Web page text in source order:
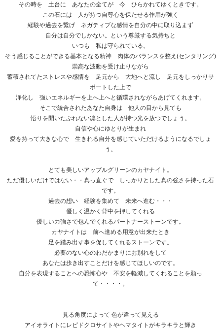
その時を 土台に あなたの全てが 今 ひらかれてゆくときです。
この石には 人が持つ自尊心を保たせる作用が強く
経験や過去を繋げ ネガティブな感情を自分の中に取り込まず
自分は自分でしかない。という尊厳する気持ちと
いつも 私は守られている。
そう感じることができる基本となる精神 肉体のバランスを整え(センタリング)
崇高な波動を受け止りながら
蓄積されてたストレスや感情を 足元から 大地へと流し 足元をしっかりサ
ポートした上で
浄化し 強いエネルギーを上へ上へと循環されながらあげてくれます。
そこで統合されたあなた自身は 他人の目から見ても
悟りを開いたぶれない凛とした人が持つ光を放つでしょう。
自信や心にゆとりが生まれ
愛を持って大きな心で 生きれる自分を感じていただけるようになるでしょ
う。
とても美しいアップルグリーンのカヤナイト。
ただ優しいだけではない・・真っ直ぐで しっかりとした真の強さを持った石
です。
過去の想い 経験を集めて 未来へ進む・・・
優しく温かく背中を押してくれる
優しい力強さで包んでくれるパートナーストーンです。
カヤナイトは 前へ進める用意が出来たとき
足を踏み出す事を促してくれるストーンです。
必要のない心のわだかまりにお別れをして
あなたは歩き出すことだけを感じてほしいのです。
自分を表現することへの恐怖心や 不安を軽減してくれることを願っ
て・・・・。
見る角度によって 色が違って見える
アイオライトにレピドクロサイトやヘマタイトがキラキラと輝き